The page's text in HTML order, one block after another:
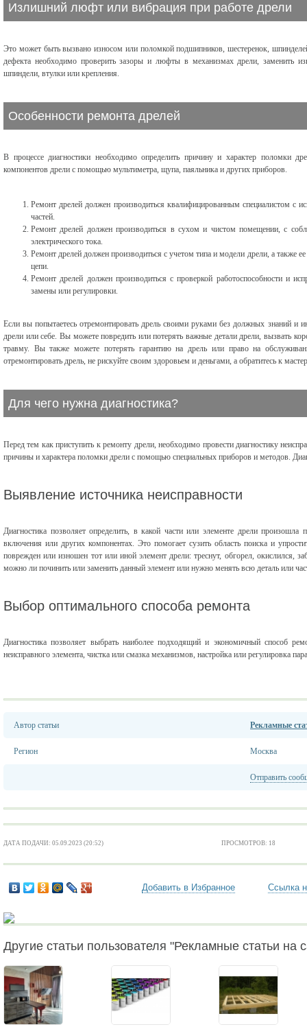
Излишний люфт или вибрация при работе дрели
Это может быть вызвано износом или поломкой подшипников, шестеренок,
дефекта необходимо проверить зазоры и люфты в механизмах дрели, заменить
шпиндели, втулки или крепления.
Особенности ремонта дрелей
В процессе диагностики необходимо определить причину и характер поломки
компонентов дрели с помощью мультиметра, щупа, паяльника и других приборов.
Ремонт дрелей должен производиться квалифицированным специалистом с
частей.
Ремонт дрелей должен производиться в сухом и чистом помещении, с
электрического тока.
Ремонт дрелей должен производиться с учетом типа и модели дрели, а также
цепи.
Ремонт дрелей должен производиться с проверкой работоспособности и
замены или регулировки.
Если вы попытаетесь отремонтировать дрель своими руками без должных знаний и
дрели или себе. Вы можете повредить или потерять важные детали дрели, вызвать
травму. Вы также можете потерять гарантию на дрель или право на
отремонтировать дрель, не рискуйте своим здоровьем и деньгами, а обратитесь к
Для чего нужна диагностика?
Перед тем как приступить к ремонту дрели, необходимо провести диагностику
причины и характера поломки дрели с помощью специальных приборов и методов.
Выявление источника неисправности
Диагностика позволяет определить, в какой части или элементе дрели произошла
включения или других компонентах. Это помогает сузить область поиска и
поврежден или изношен тот или иной элемент дрели: треснут, обгорел, окислился,
можно ли починить или заменить данный элемент или нужно менять всю деталь или
Выбор оптимального способа ремонта
Диагностика позволяет выбрать наиболее подходящий и экономичный способ
неисправного элемента, чистка или смазка механизмов, настройка или регулировка
Автор статьи Рекламные
Регион Москва
Отправить
ДАТА ПОДАЧИ: 05.09.2023 (20:52) ПРОСМОТРОВ: 18
Добавить в Избранное Ссылка
Другие статьи пользователя "Рекламные статьи на